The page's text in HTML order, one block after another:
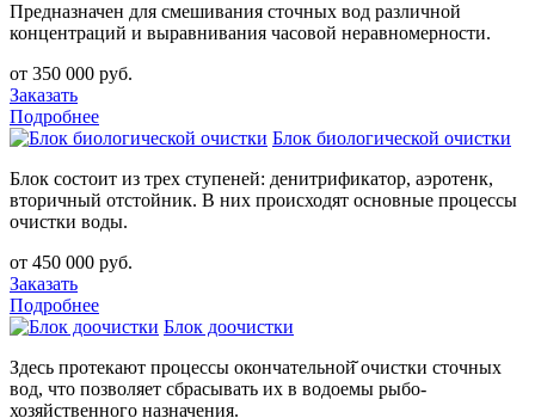
Предназначен для смешивания сточных вод различной
концентраций и выравнивания часовой неравномерности.
от 350 000 руб.
Заказать
Подробнее
Блок биологической очистки
Блок состоит из трех ступеней: денитрификатор, аэротенк,
вторичный отстойник. В них происходят основные процессы
очистки воды.
от 450 000 руб.
Заказать
Подробнее
Блок доочистки
Здесь протекают процессы окончательной̆ очистки сточных
вод, что позволяет сбрасывать их в водоемы рыбо-
хозяйственного назначения.